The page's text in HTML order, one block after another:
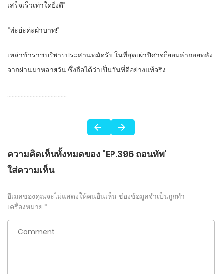
เสร็จเร็วเท่าใดยิ่งดี”
“พ่ะย่ะค่ะฝ่าบาท!”
เหล่าข้าราชบริพารประสานหมัดรับ ในที่สุดเผ่าปีศาจก็ยอมล่าถอยหลัง
จากผ่านมาหลายวัน ซึ่งถือได้ว่าเป็นวันที่ดีอย่างแท้จริง
………………………………….
ความคิดเห็นทั้งหมดของ "EP.396 ถอนทัพ"
ใส่ความเห็น
อีเมลของคุณจะไม่แสดงให้คนอื่นเห็น ช่องข้อมูลจำเป็นถูกทำ
เครื่องหมาย *